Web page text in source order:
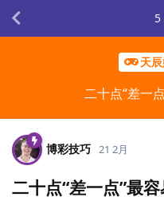
天
二十点“差一
5
博彩技巧 21 2月
二十点“差一点”最